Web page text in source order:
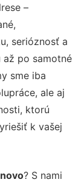
–
serióznosť a
po samotné
sme iba
ale aj
ktorú
k vašej
? S nami